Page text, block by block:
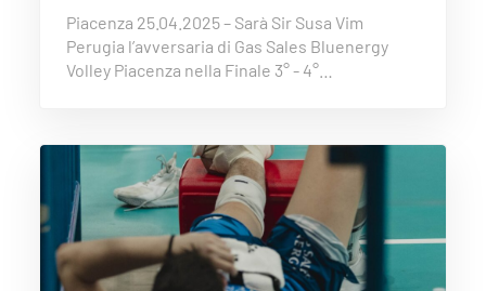
Piacenza 25.04.2025 – Sarà Sir Susa Vim
Perugia l’avversaria di Gas Sales Bluenergy
Volley Piacenza nella Finale 3° - 4°…